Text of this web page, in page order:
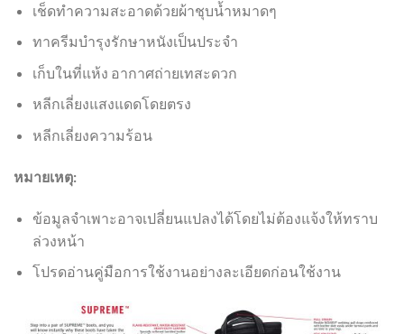
เช็ดทำความสะอาดด้วยผ้าชุบน้ำหมาดๆ
ทาครีมบำรุงรักษาหนังเป็นประจำ
เก็บในที่แห้ง อากาศถ่ายเทสะดวก
หลีกเลี่ยงแสงแดดโดยตรง
หลีกเลี่ยงความร้อน
หมายเหตุ:
ข้อมูลจำเพาะอาจเปลี่ยนแปลงได้โดยไม่ต้องแจ้งให้ทราบ
ล่วงหน้า
โปรดอ่านคู่มือการใช้งานอย่างละเอียดก่อนใช้งาน